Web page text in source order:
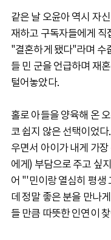
같은 날 오윤아 역시 자
재하고 구독자들에게 직
"결혼하게 됐다"라며 수
들 민 군을 언급하며 재
털어놓았다.
홀로 아들을 양육해 온
코 쉽지 않은 선택이었
우면서 아이가 내게 가
에게) 부담으로 주고 싶
어 "'민이랑 열심히 평생
데 정말 좋은 분을 만나
들 만큼 따뜻한 인연이